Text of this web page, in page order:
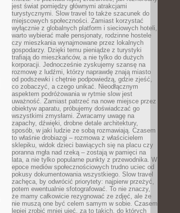
jest świat pomiędzy głównymi atrakcjami
turystycznymi. Slow travel to także szacunek do
miejscowych społeczności. Zamiast korzystać
wyłącznie z globalnych platform i sieciowych hoteli,
warto wybierać małe pensjonaty, rodzinne hostele
czy mieszkania wynajmowane przez lokalnych
gospodarzy. Dzięki temu pieniądze z turystyki
trafiają do mieszkańców, a nie tylko do dużych
korporacji. Jednocześnie zyskujemy szansę na
rozmowę z ludźmi, którzy naprawdę znają miasto
od podszewki i chętnie podpowiedzą, gdzie zjeść,
co zobaczyć, a czego unikać. Nieodłącznym
aspektem podróżowania w rytmie slow jest
uważność. Zamiast patrzeć na nowe miejsce przez
obiektyw aparatu, próbujemy doświadczać go
wszystkimi zmysłami. Zwracamy uwagę na
zapachy, dźwięki, drobne detale architektury,
sposób, w jaki ludzie ze sobą rozmawiają. Czasem
to właśnie drobiazgi – rozmowa z właścicielem
sklepiku, widok dzieci bawiących się na placu czy
poranna mgła nad rzeką – zostają w pamięci na
lata, a nie tylko popularne punkty z przewodnika. W
epoce mediów społecznościowych trudno uciec od
pokusy dokumentowania wszystkiego. Slow travel
zachęca, by odwrócić priorytety: najpierw przeżyć,
potem ewentualnie sfotografować. To nie znaczy,
że mamy całkowicie rezygnować ze zdjęć, ale że
nie muszą one być celem samym w sobie. Czasem
lepiej zrobić mniej ujęć, za to takich, do których